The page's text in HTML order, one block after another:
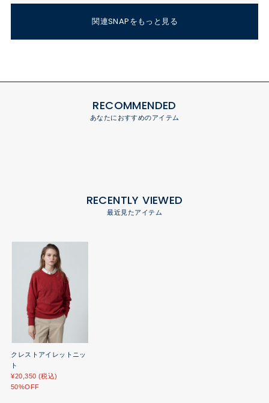
関連SNAPをもっと見る
RECOMMENDED
あなたにおすすめのアイテム
RECENTLY VIEWED
最近見たアイテム
クレストアイレットニッ
ト
¥20,350 (税込)
50%OFF